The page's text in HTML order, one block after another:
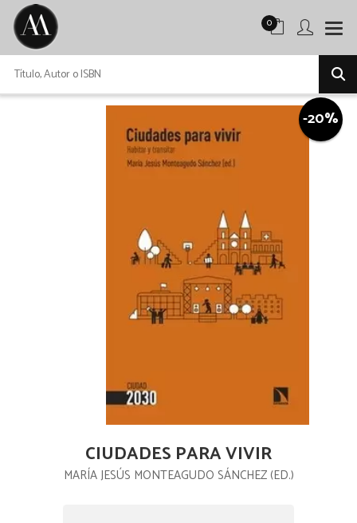
0
-20%
CIUDADES PARA VIVIR
MARÍA JESÚS MONTEAGUDO SÁNCHEZ (ED.)